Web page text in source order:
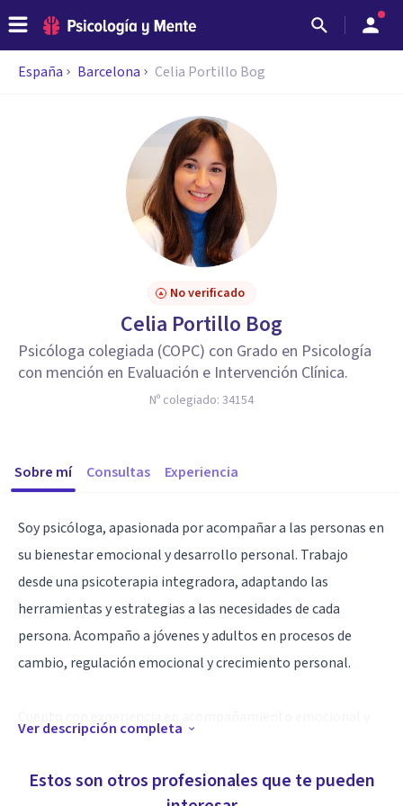
España Barcelona Celia Portillo Bog
No verificado
Celia Portillo Bog
Psicóloga colegiada (COPC) con Grado en Psicología
con mención en Evaluación e Intervención Clínica.
Nº colegiado: 34154
Sobre mí Consultas Experiencia
Soy psicóloga, apasionada por acompañar a las personas en
su bienestar emocional y desarrollo personal. Trabajo
desde una psicoterapia integradora, adaptando las
herramientas y estrategias a las necesidades de cada
persona. Acompaño a jóvenes y adultos en procesos de
cambio, regulación emocional y crecimiento personal.
conducta y afectivos, y en estimulación cognitiva con
Ver descripción completa
Estos son otros profesionales que te pueden